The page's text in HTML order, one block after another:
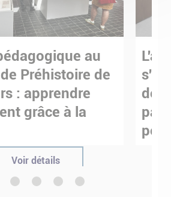
au
Préhistoire de
: apprendre
grâce à la
Voir détails
de